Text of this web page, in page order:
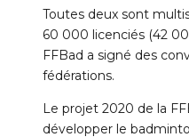
Toutes deux sont
60 000 licenciés (42
FFBad a signé des
fédérations.
Le projet 2020 de la
développer le